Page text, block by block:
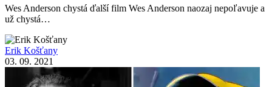
Wes Anderson chystá ďalší film Wes Anderson naozaj nepoľavuje a
už chystá…
Erik Košťany
03. 09. 2021